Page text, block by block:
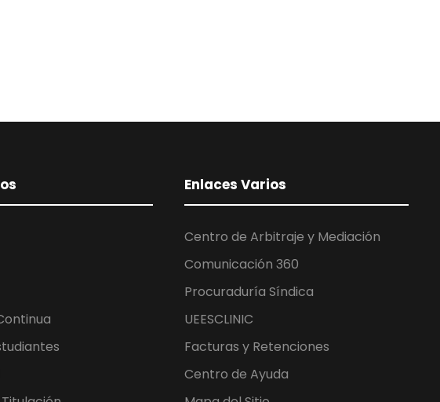
Enlaces Varios
Centro de Arbitraje y Mediación
Comunicación 360
Procuraduría Síndica
UEESCLINIC
Facturas y Retenciones
Centro de Ayuda